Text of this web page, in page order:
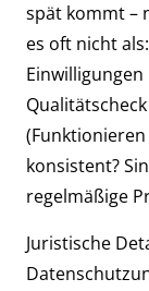
spät kommt –
es oft nicht
(Funktionieren
konsistent?
regelmäßige
Juristische